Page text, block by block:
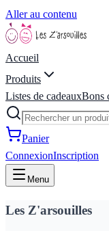
Aller au contenu
Accueil
Produits
Listes de cadeauxBons
Panier
ConnexionInscription
Menu
Les Z'arsouilles